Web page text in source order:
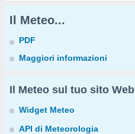
Il Meteo...
PDF
Maggiori informazioni
Il Meteo sul tuo sito Web
Widget Meteo
API di Meteorologia